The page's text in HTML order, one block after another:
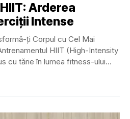
Arderea
Intense
ți Corpul cu Cel Mai
HIIT (High-Intensity
cu tărie în lumea fitness-ului...